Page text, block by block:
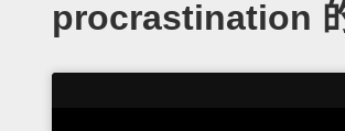
procrastination